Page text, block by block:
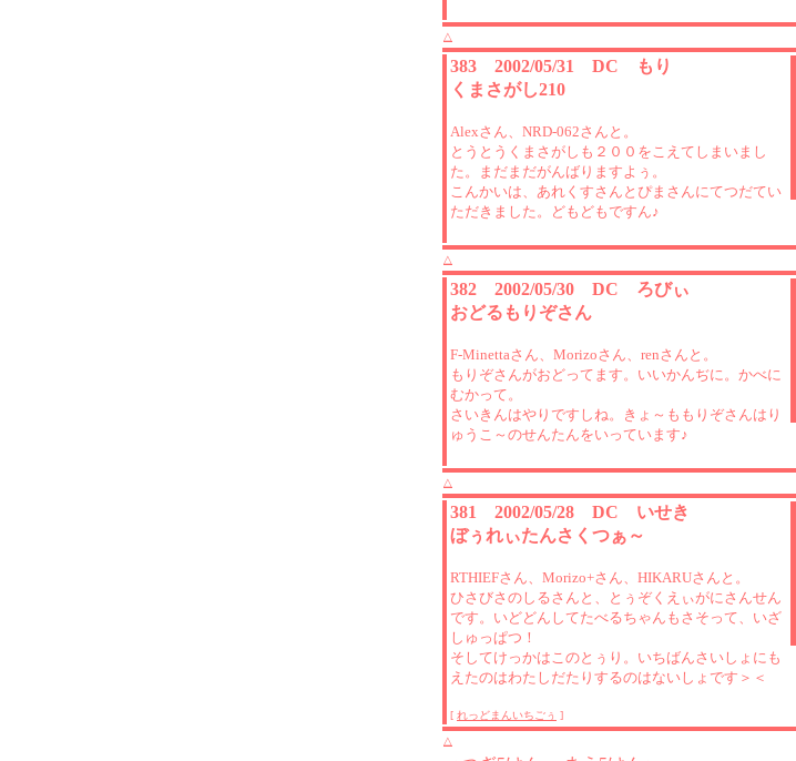
△
383 2002/05/31 DC もり
くまさがし210
Alexさん、NRD-062さんと。
とうとうくまさがしも２００をこえてしまいまし
た。まだまだがんばりますよぅ。
こんかいは、あれくすさんとぴまさんにてつだてい
ただきました。どもどもですん♪
△
382 2002/05/30 DC ろびぃ
おどるもりぞさん
F-Minettaさん、Morizoさん、renさんと。
もりぞさんがおどってます。いいかんぢに。かべに
むかって。
さいきんはやりですしね。きょ～ももりぞさんはり
ゅうこ～のせんたんをいっています♪
△
381 2002/05/28 DC いせき
ぼぅれぃたんさくつぁ～
RTHIEFさん、Morizo+さん、HIKARUさんと。
ひさびさのしるさんと、とぅぞくえぃがにさんせん
です。いどどんしてたべるちゃんもさそって、いざ
しゅっぱつ！
そしてけっかはこのとぅり。いちばんさいしょにも
えたのはわたしだたりするのはないしょです＞＜
[ れっどまんいちごぅ ]
△